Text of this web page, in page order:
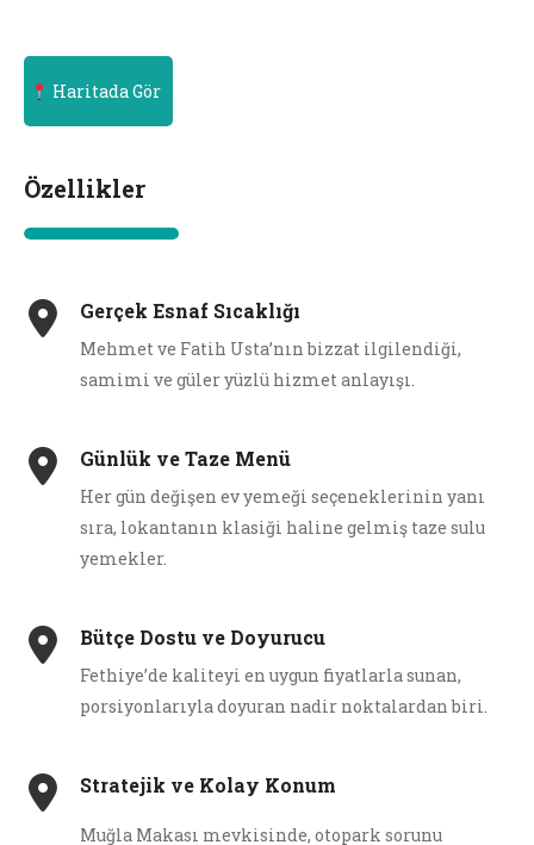
Haritada Gör
Özellikler
Gerçek Esnaf Sıcaklığı
Mehmet ve Fatih Usta’nın bizzat ilgilendiği,
samimi ve güler yüzlü hizmet anlayışı.
Günlük ve Taze Menü
Her gün değişen ev yemeği seçeneklerinin yanı
sıra, lokantanın klasiği haline gelmiş taze sulu
yemekler.
Bütçe Dostu ve Doyurucu
Fethiye’de kaliteyi en uygun fiyatlarla sunan,
porsiyonlarıyla doyuran nadir noktalardan biri.
Stratejik ve Kolay Konum
Muğla Makası mevkisinde, otopark sorunu